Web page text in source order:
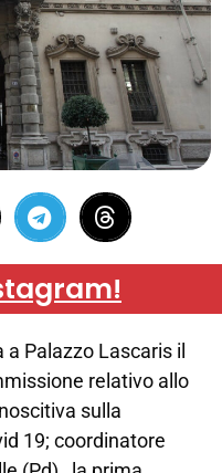
Palazzo Lascaris il
relativo allo
sulla
19; coordinatore